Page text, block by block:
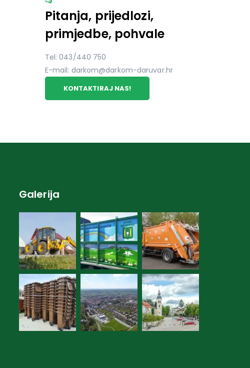
Pitanja, prijedlozi,
primjedbe, pohvale
Tel: 043/440 750
E-mail: darkom@darkom-daruvar.hr
KONTAKTIRAJ NAS!
Galerija